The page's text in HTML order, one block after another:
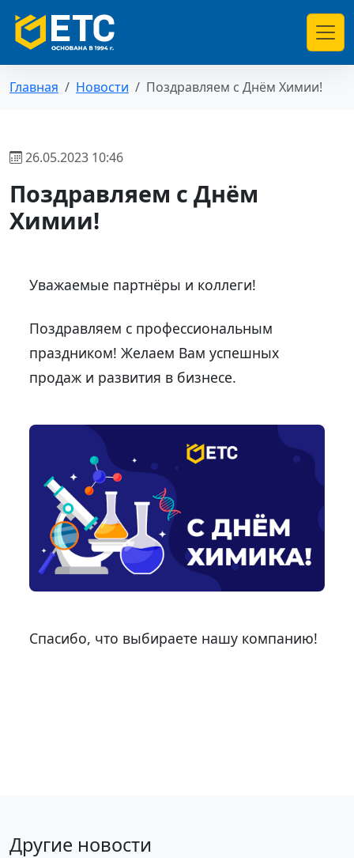
Главная Новости Поздравляем с Днём Химии!
26.05.2023 10:46
Поздравляем с Днём
Химии!
Уважаемые партнёры и коллеги!
Поздравляем с профессиональным
праздником! Желаем Вам успешных
продаж и развития в бизнесе.
Спасибо, что выбираете нашу компанию!
Другие новости